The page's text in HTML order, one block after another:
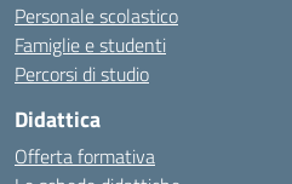
Personale scolastico
Famiglie e studenti
Percorsi di studio
Didattica
Offerta formativa